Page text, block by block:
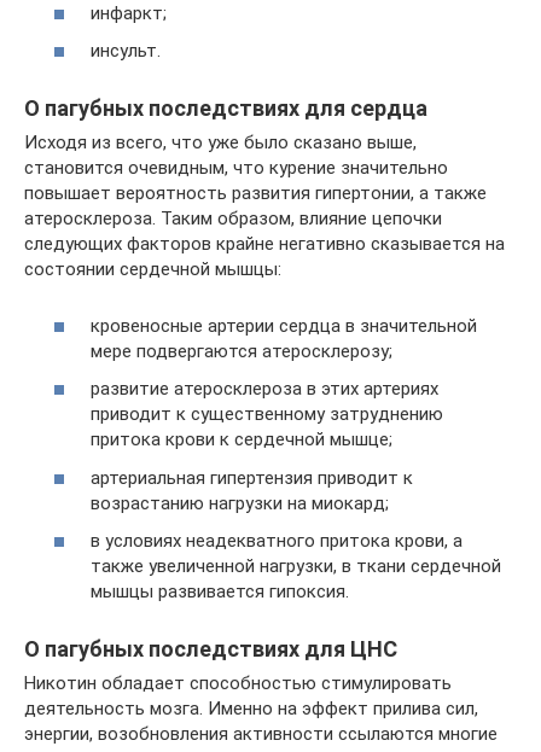
инфаркт;
инсульт.
О пагубных последствиях для сердца
Исходя из всего, что уже было сказано выше,
становится очевидным, что курение значительно
повышает вероятность развития гипертонии, а также
атеросклероза. Таким образом, влияние цепочки
следующих факторов крайне негативно сказывается на
состоянии сердечной мышцы:
кровеносные артерии сердца в значительной
мере подвергаются атеросклерозу;
развитие атеросклероза в этих артериях
приводит к существенному затруднению
притока крови к сердечной мышце;
артериальная гипертензия приводит к
возрастанию нагрузки на миокард;
в условиях неадекватного притока крови, а
также увеличенной нагрузки, в ткани сердечной
мышцы развивается гипоксия.
О пагубных последствиях для ЦНС
Никотин обладает способностью стимулировать
деятельность мозга. Именно на эффект прилива сил,
энергии, возобновления активности ссылаются многие